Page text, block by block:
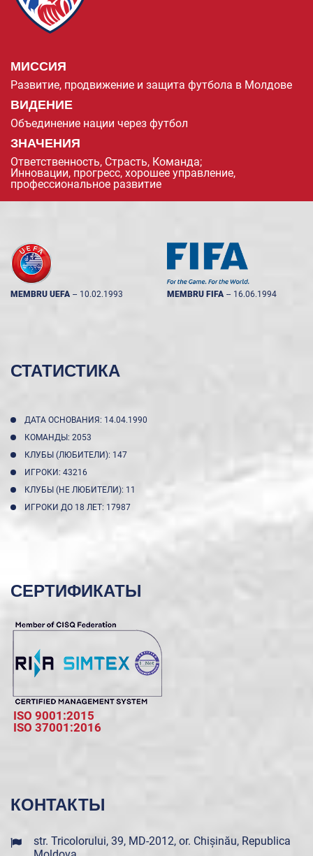
МИССИЯ
Развитие, продвижение и защита футбола в Молдове
ВИДЕНИЕ
Объединение нации через футбол
ЗНАЧЕНИЯ
Ответственность, Страсть, Команда;
Инновации, прогресс, хорошее управление,
профессиональное развитие
MEMBRU UEFA -- 10.02.1993 MEMBRU FIFA -- 16.06.1994
СТАТИСТИКА
ДАТА ОСНОВАНИЯ: 14.04.1990
КОМАНДЫ: 2053
КЛУБЫ (ЛЮБИТЕЛИ): 147
ИГРОКИ: 43216
КЛУБЫ (НЕ ЛЮБИТЕЛИ): 11
ИГРОКИ ДО 18 ЛЕТ: 17987
СЕРТИФИКАТЫ
ISO 9001:2015
ISO 37001:2016
КОНТАКТЫ
str. Tricolorului, 39, MD-2012, or. Chișinău, Republica